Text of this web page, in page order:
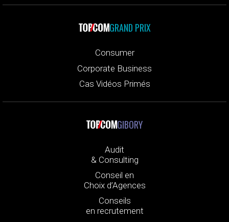
GRAND PRIX
Consumer
Corporate Business
Cas Vidéos Primés
GIBORY
Audit
& Consulting
Conseil en
Choix d’Agences
Conseils
en recrutement